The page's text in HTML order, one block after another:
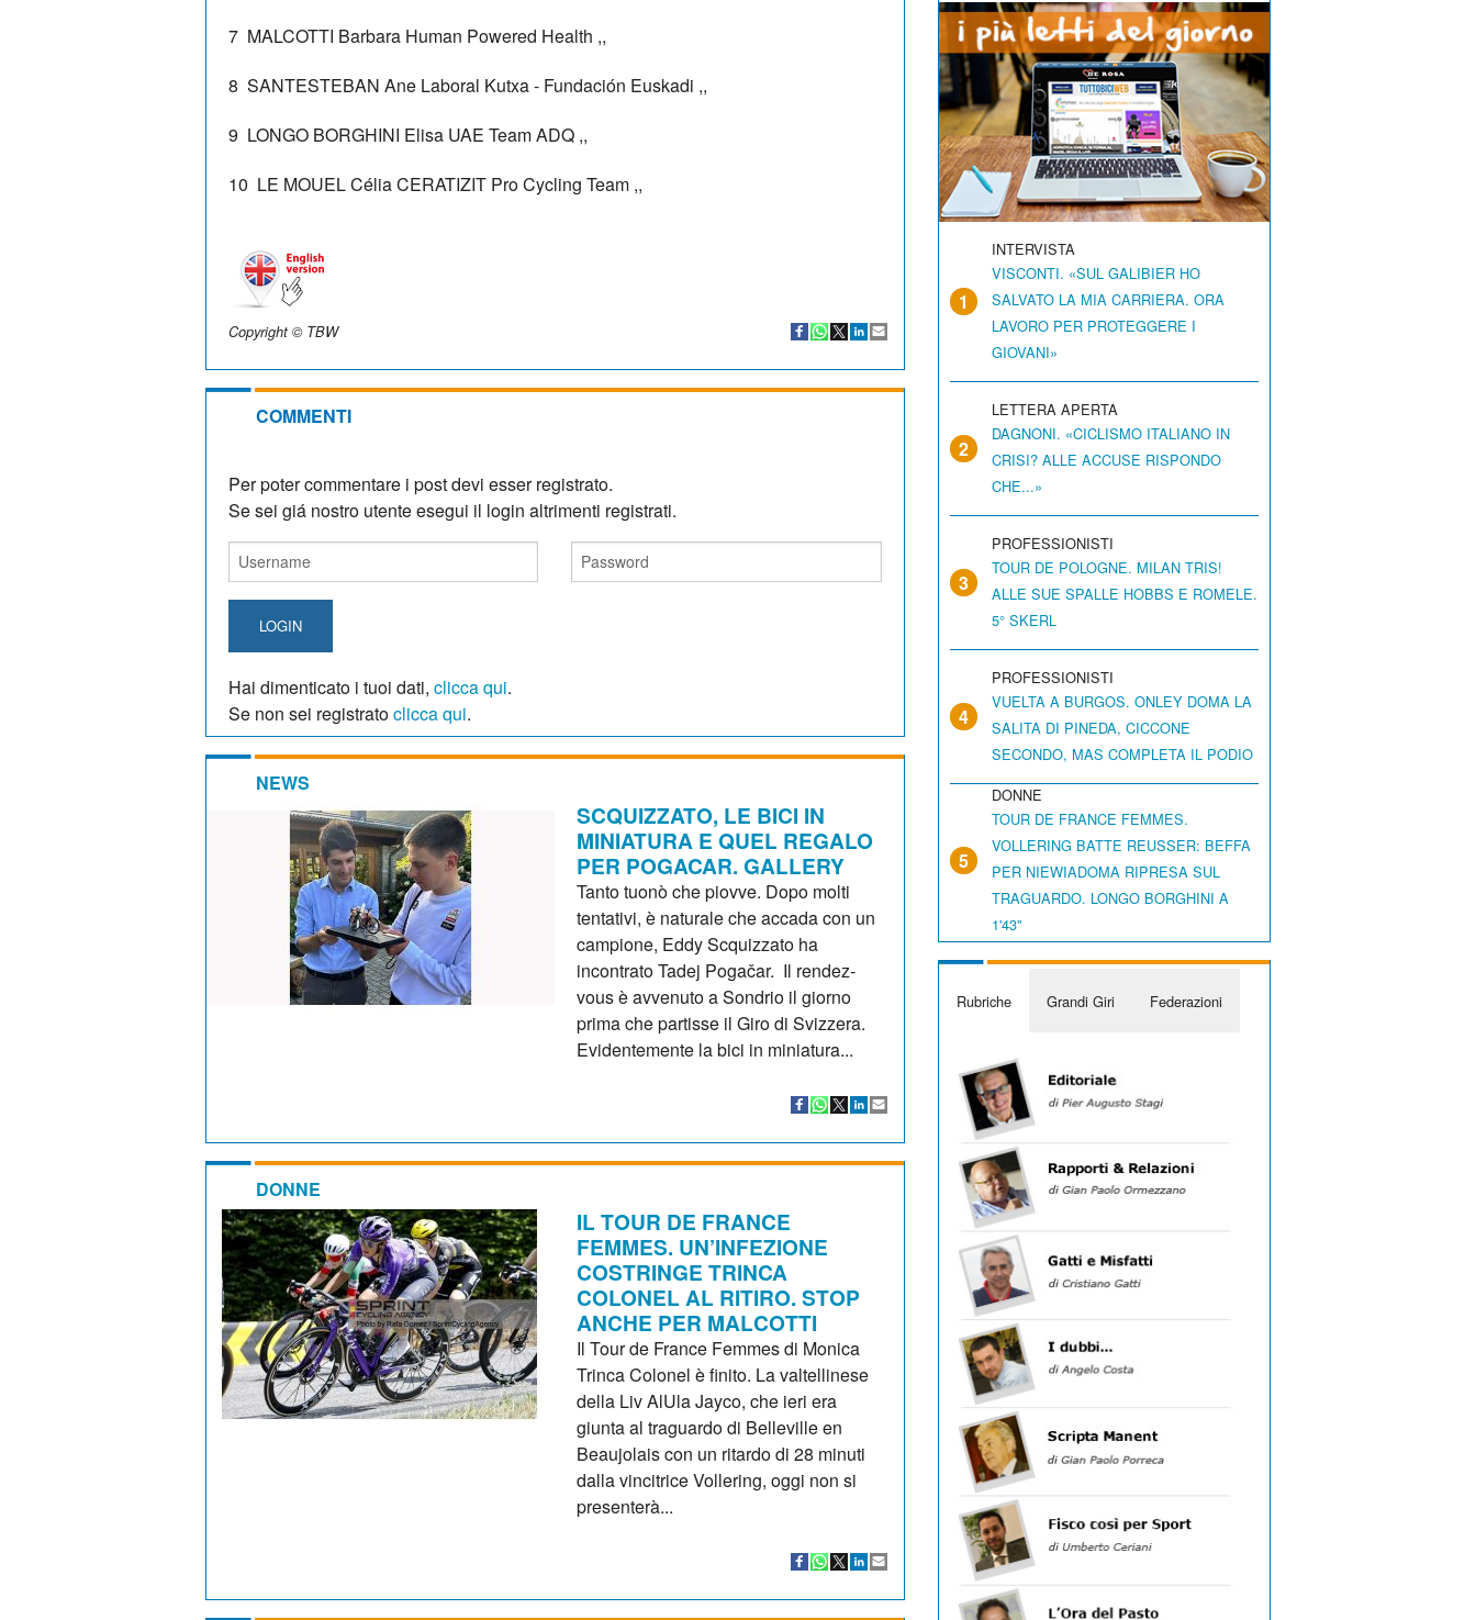
7 MALCOTTI Barbara Human Powered Health ,,
8 SANTESTEBAN Ane Laboral Kutxa - Fundación Euskadi ,,
9 LONGO BORGHINI Elisa UAE Team ADQ ,,
10 LE MOUEL CéliaCERATIZIT Pro Cycling Team ,,
Copyright © TBW
COMMENTI
Per poter commentare i post devi esser registrato.
Se sei giá nostro utente esegui il login altrimenti registrati.
LOGIN
Hai dimenticato i tuoi dati, clicca qui.
Se non sei registratoclicca qui.
NEWS
SCQUIZZATO, LE BICI IN
MINIATURA E QUEL REGALO
PER POGACAR. GALLERY
Tanto tuonò che piovve. Dopo molti
tentativi, è naturale che accada con un
campione, Eddy Scquizzato ha
incontrato Tadej Pogačar. Il rendez-
vous è avvenuto a Sondrio il giorno
prima che partisse il Giro di Svizzera.
Evidentemente la bici in miniatura...
DONNE
IL TOUR DE FRANCE
FEMMES. UN’INFEZIONE
COSTRINGE TRINCA
COLONEL AL RITIRO. STOP
ANCHE PER MALCOTTI
Il Tour de France Femmes di Monica
Trinca Colonel è finito. La valtellinese
della Liv AlUla Jayco, che ieri era
giunta al traguardo di Belleville en
Beaujolais con un ritardo di 28 minuti
dalla vincitrice Vollering, oggi non si
presenterà...
1
INTERVISTA
VISCONTI. «SUL GALIBIER HO
SALVATO LA MIA CARRIERA. ORA
LAVORO PER PROTEGGERE I
GIOVANI»
2
LETTERA APERTA
DAGNONI. «CICLISMO ITALIANO IN
CRISI? ALLE ACCUSE RISPONDO
CHE...»
3
PROFESSIONISTI
TOUR DE POLOGNE. MILAN TRIS!
ALLE SUE SPALLE HOBBS E ROMELE.
5° SKERL
4
PROFESSIONISTI
VUELTA A BURGOS. ONLEY DOMA LA
SALITA DI PINEDA, CICCONE
SECONDO, MAS COMPLETA IL PODIO
5
DONNE
TOUR DE FRANCE FEMMES.
VOLLERING BATTE REUSSER: BEFFA
PER NIEWIADOMA RIPRESA SUL
TRAGUARDO. LONGO BORGHINI A
1'43"
Rubriche Grandi Giri Federazioni